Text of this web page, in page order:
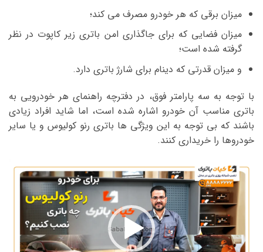
میزان برقی که هر خودرو مصرف می کند؛
میزان فضایی که برای جاگذاری امن باتری زیر کاپوت در نظر
گرفته شده است؛
و میزان قدرتی که دینام برای شارژ باتری دارد.
با توجه به سه پارامتر فوق، در دفترچه راهنمای هر خودرویی به
باتری مناسب آن خودرو اشاره شده است، اما شاید افراد زیادی
باشند که بی توجه به این ویژگی ها باتری رنو کولیوس و یا سایر
خودروها را خریداری کنند.
نمایشگر
ویدیو